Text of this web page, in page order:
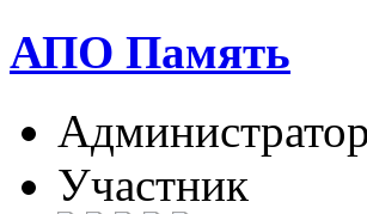
АПО Память
Администратор
Участник